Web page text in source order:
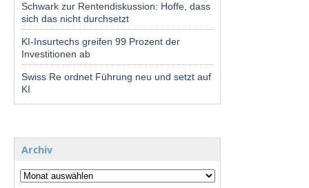
Schwark zur Rentendiskussion: Hoffe, dass
sich das nicht durchsetzt
KI-Insurtechs greifen 99 Prozent der
Investitionen ab
Swiss Re ordnet Führung neu und setzt auf
KI
Archiv